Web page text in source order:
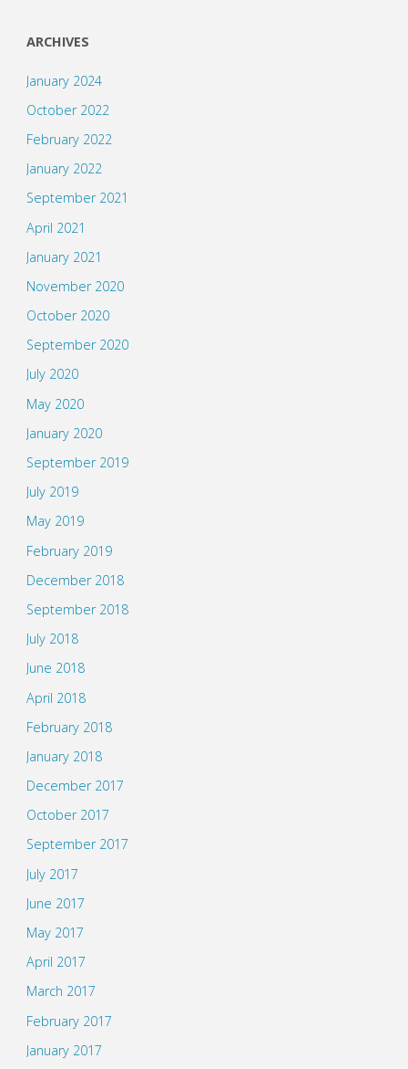
ARCHIVES
January 2024
October 2022
February 2022
January 2022
September 2021
April 2021
January 2021
November 2020
October 2020
September 2020
July 2020
May 2020
January 2020
September 2019
July 2019
May 2019
February 2019
December 2018
September 2018
July 2018
June 2018
April 2018
February 2018
January 2018
December 2017
October 2017
September 2017
July 2017
June 2017
May 2017
April 2017
March 2017
February 2017
January 2017